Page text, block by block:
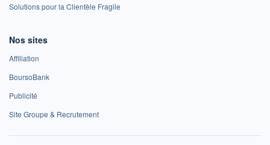
Solutions pour la Clientèle Fragile
Nos sites
Affiliation
BoursoBank
Publicité
Site Groupe & Recrutement